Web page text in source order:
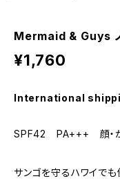
Mermaid & Guys ノ
¥1,760
International
SPF42 PA+++ 顔・
サンゴを守るハワイでも